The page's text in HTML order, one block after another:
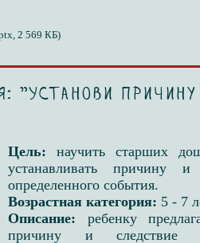
2 569 КБ)
"Установи причину
Цель:научить старших
устанавливать причину и
определенного события.
Возрастная категория: 5 - 7
Описание: ребенку
причину и следствие